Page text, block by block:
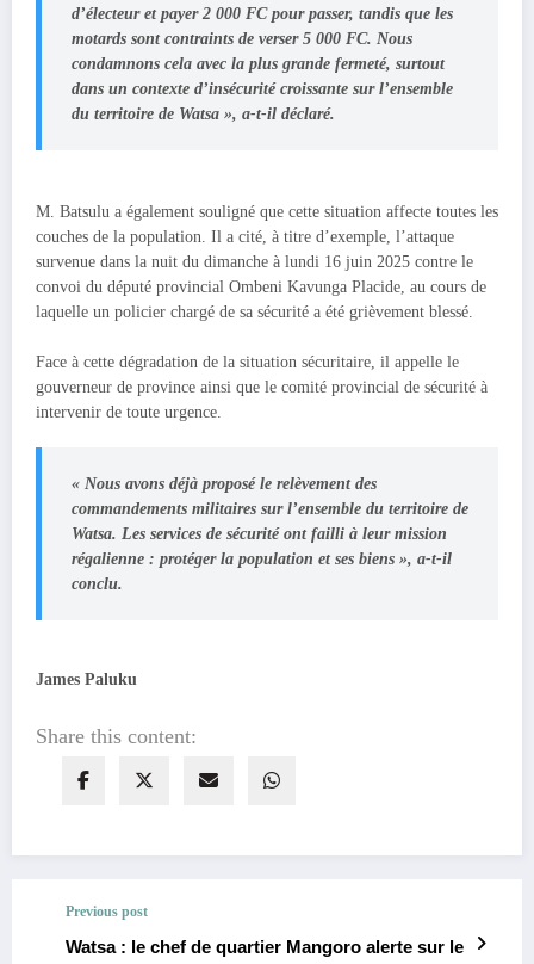
d’électeur et payer 2 000 FC pour passer, tandis que les
motards sont contraints de verser 5 000 FC. Nous
condamnons cela avec la plus grande fermeté, surtout
dans un contexte d’insécurité croissante sur l’ensemble
du territoire de Watsa », a-t-il déclaré.
M. Batsulu a également souligné que cette situation affecte toutes les
couches de la population. Il a cité, à titre d’exemple, l’attaque
survenue dans la nuit du dimanche à lundi 16 juin 2025 contre le
convoi du député provincial Ombeni Kavunga Placide, au cours de
laquelle un policier chargé de sa sécurité a été grièvement blessé.
Face à cette dégradation de la situation sécuritaire, il appelle le
gouverneur de province ainsi que le comité provincial de sécurité à
intervenir de toute urgence.
« Nous avons déjà proposé le relèvement des
commandements militaires sur l’ensemble du territoire de
Watsa. Les services de sécurité ont failli à leur mission
régalienne : protéger la population et ses biens », a-t-il
conclu.
James Paluku
Share this content:
Previous post
Watsa : le chef de quartier Mangoro alerte sur le